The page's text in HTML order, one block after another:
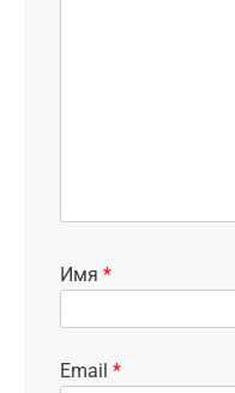
Имя *
Email *